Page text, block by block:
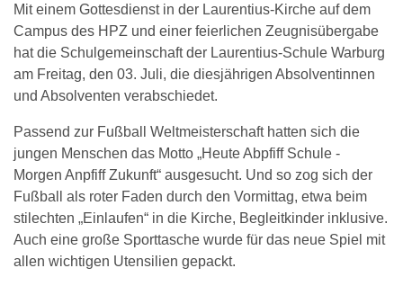
Mit einem Gottesdienst in der Laurentius-Kirche auf dem
Campus des HPZ und einer feierlichen Zeugnisübergabe
hat die Schulgemeinschaft der Laurentius-Schule Warburg
am Freitag, den 03. Juli, die diesjährigen Absolventinnen
und Absolventen verabschiedet.
Passend zur Fußball Weltmeisterschaft hatten sich die
jungen Menschen das Motto „Heute Abpfiff Schule -
Morgen Anpfiff Zukunft“ ausgesucht. Und so zog sich der
Fußball als roter Faden durch den Vormittag, etwa beim
stilechten „Einlaufen“ in die Kirche, Begleitkinder inklusive.
Auch eine große Sporttasche wurde für das neue Spiel mit
allen wichtigen Utensilien gepackt.